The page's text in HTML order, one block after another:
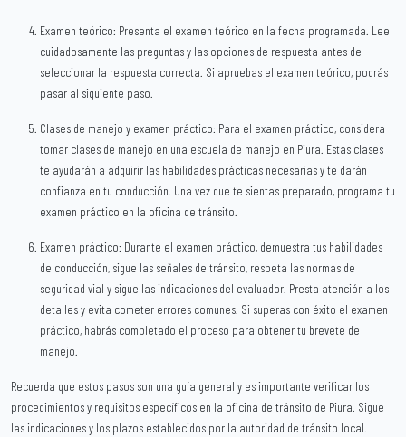
Examen teórico: Presenta el examen teórico en la fecha programada. Lee
cuidadosamente las preguntas y las opciones de respuesta antes de
seleccionar la respuesta correcta. Si apruebas el examen teórico, podrás
pasar al siguiente paso.
Clases de manejo y examen práctico: Para el examen práctico, considera
tomar clases de manejo en una escuela de manejo en Piura. Estas clases
te ayudarán a adquirir las habilidades prácticas necesarias y te darán
confianza en tu conducción. Una vez que te sientas preparado, programa tu
examen práctico en la oficina de tránsito.
Examen práctico: Durante el examen práctico, demuestra tus habilidades
de conducción, sigue las señales de tránsito, respeta las normas de
seguridad vial y sigue las indicaciones del evaluador. Presta atención a los
detalles y evita cometer errores comunes. Si superas con éxito el examen
práctico, habrás completado el proceso para obtener tu brevete de
manejo.
Recuerda que estos pasos son una guía general y es importante verificar los
procedimientos y requisitos específicos en la oficina de tránsito de Piura. Sigue
las indicaciones y los plazos establecidos por la autoridad de tránsito local.